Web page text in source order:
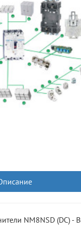
NM8NSD (DC) -